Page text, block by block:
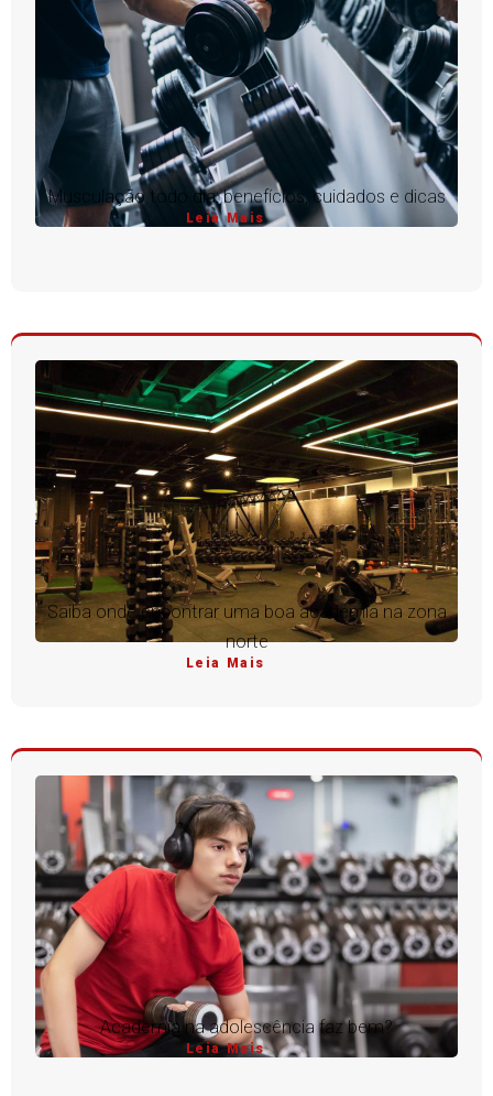
Musculação todo dia: benefícios, cuidados e dicas
Leia Mais
Saiba onde encontrar uma boa academia na zona
norte
Leia Mais
Academia na adolescência faz bem?
Leia Mais